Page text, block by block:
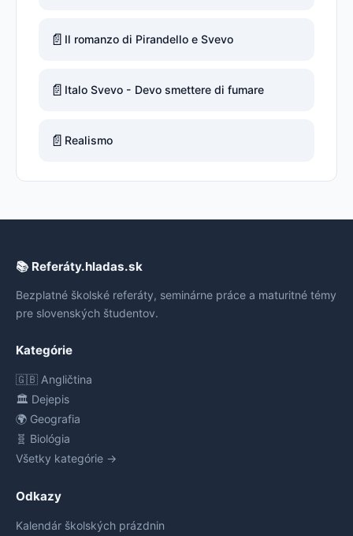
📄 Il romanzo di Pirandello e Svevo
📄 Italo Svevo - Devo smettere di fumare
📄 Realismo
📚 Referáty.hladas.sk
Bezplatné školské referáty, seminárne práce a maturitné témy
pre slovenských študentov.
Kategórie
🇬🇧 Angličtina
🏛️ Dejepis
🌍 Geografia
🧬 Biológia
Všetky kategórie →
Odkazy
Kalendár školských prázdnin